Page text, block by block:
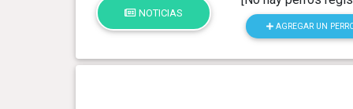
NOTICIAS
AGREGAR UN